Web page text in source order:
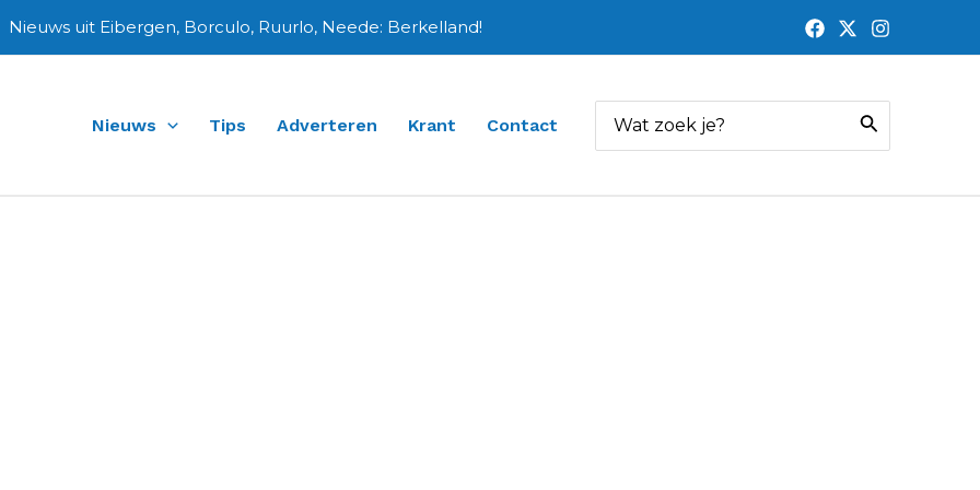
Nieuws uit Eibergen, Borculo, Ruurlo, Neede: Berkelland!
Nieuws Tips Adverteren Krant Contact
naar: